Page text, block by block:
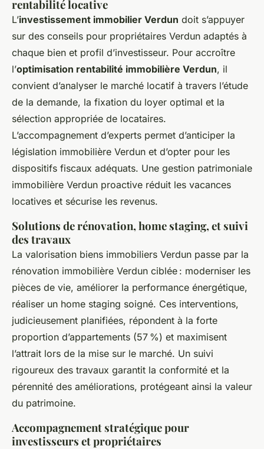
rentabilité locative
L’investissement immobilier Verdun doit s’appuyer
sur des conseils pour propriétaires Verdun adaptés à
chaque bien et profil d’investisseur. Pour accroître
l’optimisation rentabilité immobilière Verdun, il
convient d’analyser le marché locatif à travers l’étude
de la demande, la fixation du loyer optimal et la
sélection appropriée de locataires.
L’accompagnement d’experts permet d’anticiper la
législation immobilière Verdun et d’opter pour les
dispositifs fiscaux adéquats. Une gestion patrimoniale
immobilière Verdun proactive réduit les vacances
locatives et sécurise les revenus.
Solutions de rénovation, home staging, et suivi
des travaux
La valorisation biens immobiliers Verdun passe par la
rénovation immobilière Verdun ciblée : moderniser les
pièces de vie, améliorer la performance énergétique,
réaliser un home staging soigné. Ces interventions,
judicieusement planifiées, répondent à la forte
proportion d’appartements (57 %) et maximisent
l’attrait lors de la mise sur le marché. Un suivi
rigoureux des travaux garantit la conformité et la
pérennité des améliorations, protégeant ainsi la valeur
du patrimoine.
Accompagnement stratégique pour
investisseurs et propriétaires